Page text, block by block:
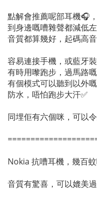
點解會推薦呢部耳機🎧
到身邊嘅嘈雜聲都減低左
音質都算幾好，起碼高
容易連接手機，或藍牙
有時用嚟跑步，過馬路
有個模式可以聽到以外嘅
防水，唔怕跑步大汗✅
同埋佢有六個咪，可以令
Nokia 抗嘈耳機，幾百
音質有驚喜，可以媲美